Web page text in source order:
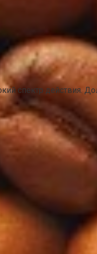
спектр действия.